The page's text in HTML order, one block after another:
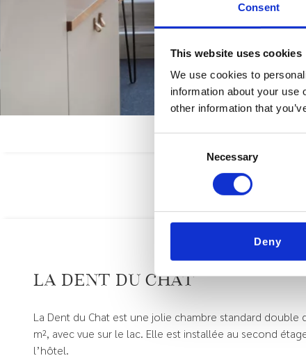
Consent
This website uses cookies
We use cookies to
information about your use
other information that
Necessary
Deny
La Dent du Chat
La Dent du Chat est une jolie chambre standard double
m², avec vue sur le lac. Elle est installée au second
l’hôtel.